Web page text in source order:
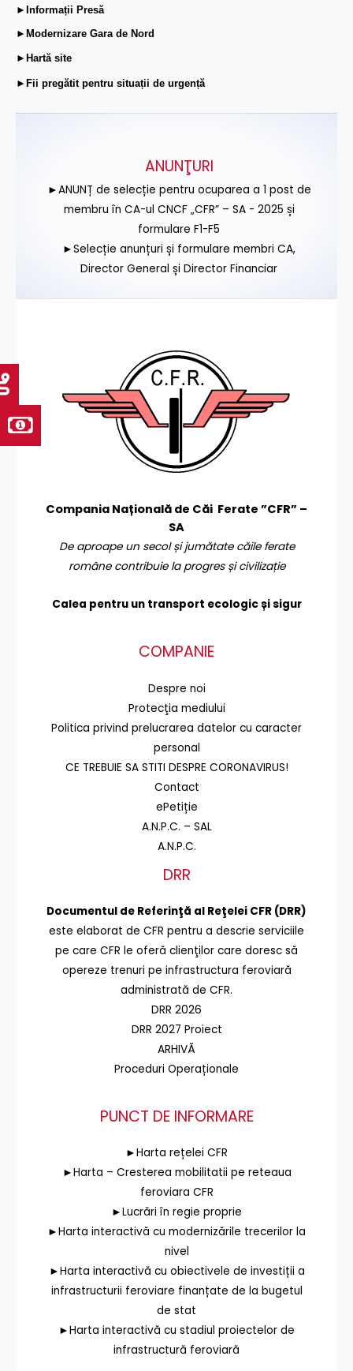
►Informații Presă
►Modernizare Gara de Nord
►Hartă site
►Fii pregătit pentru situații de urgență
ANUNŢURI
►ANUNȚ de selecție pentru ocuparea a 1 post de
membru în CA-ul CNCF „CFR” – SA - 2025 și
formulare F1-F5
►Selecție anunțuri și formulare membri CA,
Director General și Director Financiar
Compania Națională de Căi Ferate ”CFR” –
SA
De aproape un secol și jumătate căile ferate
române contribuie la progres și civilizație
Calea pentru un transport ecologic și sigur
COMPANIE
Despre noi
Protecţia mediului
Politica privind prelucrarea datelor cu caracter
personal
CE TREBUIE SA STITI DESPRE CORONAVIRUS!
Contact
ePetiție
A.N.P.C. – SAL
A.N.P.C.
DRR
Documentul de Referinţă al Reţelei CFR (DRR)
este elaborat de CFR pentru a descrie serviciile
pe care CFR le oferă clienţilor care doresc să
opereze trenuri pe infrastructura feroviară
administrată de CFR.
DRR 2026
DRR 2027 Proiect
ARHIVĂ
Proceduri Operaționale
PUNCT DE INFORMARE
►Harta rețelei CFR
►Harta – Cresterea mobilitatii pe reteaua
feroviara CFR
►Lucrări în regie proprie
►Harta interactivă cu modernizările trecerilor la
nivel
►Harta interactivă cu obiectivele de investiții a
infrastructurii feroviare finanțate de la bugetul
de stat
►Harta interactivă cu stadiul proiectelor de
infrastructură feroviară